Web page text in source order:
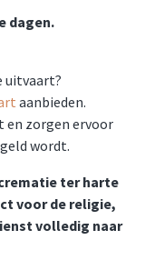
dagen.
uitvaart?
aanbieden.
en zorgen ervoor
wordt.
ter harte
voor de religie,
volledig naar